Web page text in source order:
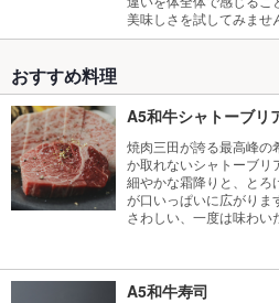
美味しさを試してみませ
おすすめ料理
A5和牛シャトーブリ
焼肉三田が誇る最高峰の
か取れないシャトーブリ
細やかな霜降りと、とろ
が口いっぱいに広がりま
さわしい、一度は味わい
A5和牛寿司